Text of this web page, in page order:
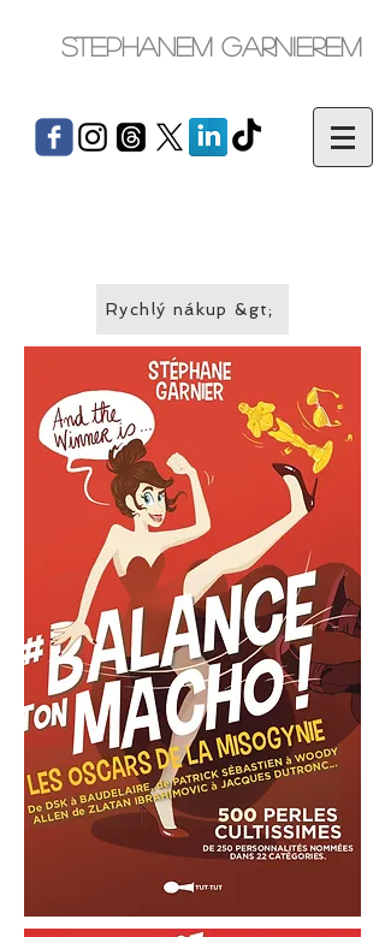
Stephanem Garnierem
Rychlý nákup &gt;